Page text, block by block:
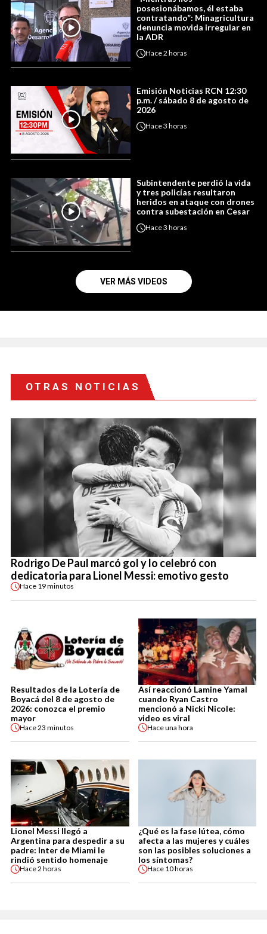
posesionábamos, él estaba
contratando”: Minagricultura
denuncia movida irregular en
la ADR
Hace2 horas
Emisión Noticias RCN 12:30
p.m. / sábado 8 de agosto de
2026
Hace3 horas
Subintendente perdió la vida
y tres policías resultaron
heridos en ataque con drones
contra subestación en Cesar
Hace3 horas
VER MÁS VIDEOS
OTRAS NOTICIAS
Rodrigo De Paul marcó gol y lo celebró con
dedicatoria para Lionel Messi: emotivo gesto
Hace 19 minutos
Resultados de la Lotería de
Boyacá del 8 de agosto de
2026: conozca el premio
mayor
Hace23 minutos
Así reaccionó Lamine Yamal
cuando Ryan Castro
mencionó a Nicki Nicole:
video es viral
Haceuna hora
Lionel Messi llegó a
Argentina para despedir a su
padre: Inter de Miami le
rindió sentido homenaje
Hace2 horas
¿Qué es la fase lútea, cómo
afecta a las mujeres y cuáles
son las posibles soluciones a
los síntomas?
Hace 10 horas